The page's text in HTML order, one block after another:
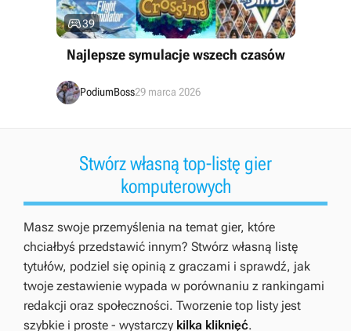
39
Najlepsze symulacje wszech czasów
PodiumBoss29 marca 2026
Stwórz własną top-listę gier
komputerowych
Masz swoje przemyślenia na temat gier, które
chciałbyś przedstawić innym? Stwórz własną listę
tytułów, podziel się opinią z graczami i sprawdź, jak
twoje zestawienie wypada w porównaniu z rankingami
redakcji oraz społeczności. Tworzenie top listy jest
szybkie i proste - wystarczy kilka kliknięć.